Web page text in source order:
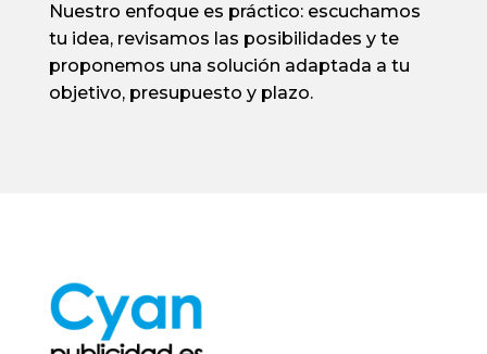
Nuestro enfoque es práctico: escuchamos
tu idea, revisamos las posibilidades y te
proponemos una solución adaptada a tu
objetivo, presupuesto y plazo.